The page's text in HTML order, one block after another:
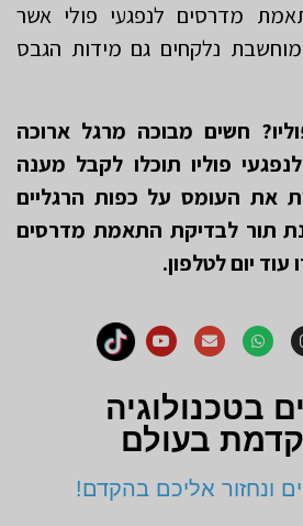
מדרסים לנפגעי פולי אשר
נלקחים גם מידות הגבס
חשים מבוכה מרגל ארוכה
פוליו תוכלו לקבל מענה
את העומס על כפות הרגליים
תור לבדיקת התאמת מדרסים
יום לטלפון.
בטכנולוגיה
בעולם
ונחזור אליכם בהקדם!